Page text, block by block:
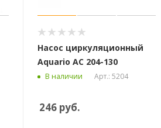
Насос циркуляционный
Aquario AC 204-130
В наличии Арт.: 5204
246руб.